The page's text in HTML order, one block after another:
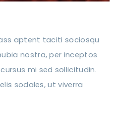
aptent taciti sociosqu
nostra, per inceptos
mi sed sollicitudin.
sodales, ut viverra